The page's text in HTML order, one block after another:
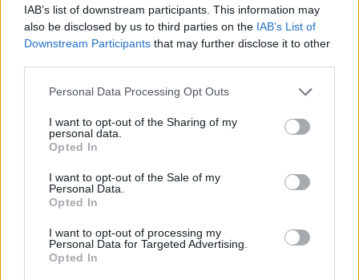
IAB’s list of downstream participants. This information may
also be disclosed by us to third parties on the IAB’s List of
Downstream Participants that may further disclose it to other
Personal Data Processing Opt Outs
I want to opt-out of the Sharing of my
personal data.
Opted In
I want to opt-out of the Sale of my
Personal Data.
Opted In
I want to opt-out of processing my
Personal Data for Targeted Advertising.
Opted In
Már a hónap harmadik hetében elfogy az ösztöndíj? Nem tudjátok,
mennyit szoktatok élelmiszerre, bulizásra vagy kütyükre költeni?
Elsőévesként akadhatnak problémák a pénzügyekkel, ezért - hogy
néhány appot, amellyel könnyebben tervezhettek.
Campus life
Így oszthatjátok be az ösztöndíjatokat: három
szuper app nem csak egyetemistáknak
Már a hónap közepén elfogy az ösztöndíj? Nem tudjátok, hogy mire
megy el a pénzetek minden hónapban? Most mutatunk három olyan
alkalmazást, amellyel könnyedén nyomon követhetitek a